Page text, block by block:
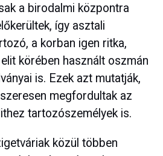
a birodalmi központra
így asztali
a korban igen ritka,
körében használt oszmán
is. Ezek azt mutatják,
megfordultak az
tartozószemélyek is.
közül többen